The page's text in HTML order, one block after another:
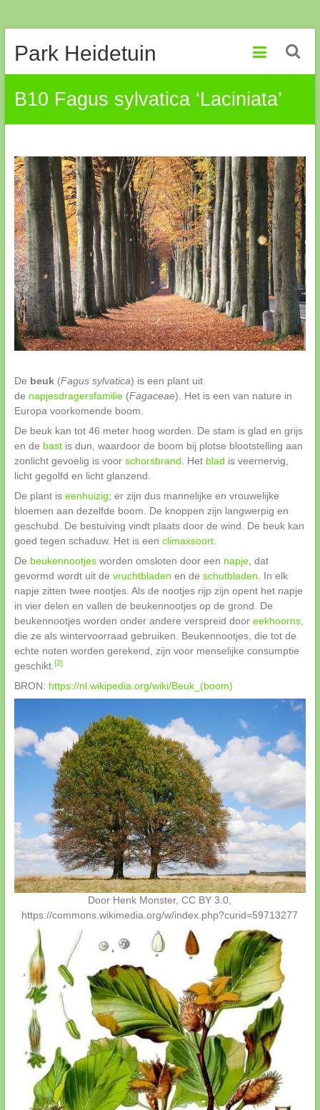
naar
Park Heidetuin
B10 Fagus sylvatica ‘Laciniata’
De beuk(Fagus sylvatica) is een plant uit
de napjesdragersfamilie(Fagaceae). Het is een van nature in
Europa voorkomende boom.
De beuk kan tot 46 meter hoog worden. De stam is glad en grijs
en de bastis dun, waardoor de boom bij plotse blootstelling aan
zonlicht gevoelig is voor schorsbrand. Het blad is veernervig,
licht gegolfd en licht glanzend.
De plant is eenhuizig; er zijn dus mannelijke en vrouwelijke
bloemen aan dezelfde boom. De knoppen zijn langwerpig en
geschubd. De bestuiving vindt plaats door de wind. De beuk kan
goed tegen schaduw. Het is een climaxsoort.
De beukennootjesworden omsloten door een napje, dat
gevormd wordt uit de vruchtbladen en de schutbladen. In elk
napje zitten twee nootjes. Als de nootjes rijp zijn opent het napje
in vier delen en vallen de beukennootjes op de grond. De
beukennootjes worden onder andere verspreid door eekhoorns,
die ze als wintervoorraad gebruiken. Beukennootjes, die tot de
echte noten worden gerekend, zijn voor menselijke consumptie
geschikt.[2]
BRON: https://nl.wikipedia.org/wiki/Beuk_(boom)
Door Henk Monster, CC BY 3.0,
https://commons.wikimedia.org/w/index.php?curid=59713277